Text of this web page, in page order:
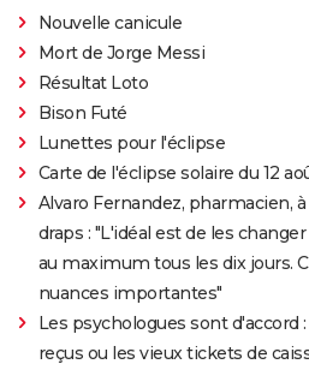
Nouvelle canicule
Mort de Jorge Messi
Résultat Loto
Bison Futé
Lunettes pour l'éclipse
Carte de l'éclipse solaire du 12
Alvaro Fernandez, pharmacien,
draps : "L'idéal est de les
au maximum tous les dix jours.
nuances importantes"
Les psychologues sont d'accord
reçus ou les vieux tickets de